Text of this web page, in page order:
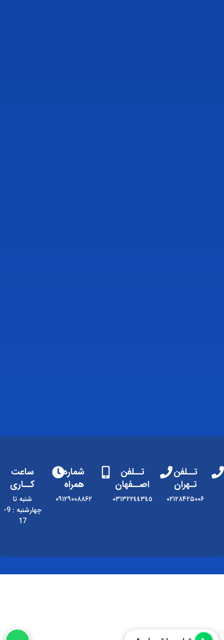
تــلفن
تـهران
۰۲۱۲۸۴۲۵۰۰۶
تــلفن
اصــفهان
٠٣١٣٢٢٤٤٣٤٥
شماره
همراه
۰۹۱۲۹۰۰۸۸۶۲
ساعت
کــاری
شنبه تا
چهارشنبه : 9-
17